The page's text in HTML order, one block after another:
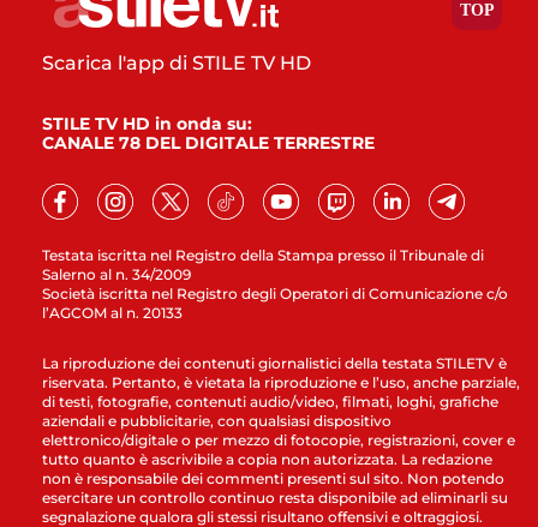
Testata iscritta nel Registro della Stampa presso il Tribunale di
Salerno al n. 34/2009
Società iscritta nel Registro degli Operatori di Comunicazione c/o
l’AGCOM al n. 20133
Scarica l'app di STILE TV HD
STILE TV HD in onda su:
CANALE 78 DEL DIGITALE TERRESTRE
La riproduzione dei contenuti giornalistici della testata STILETV è
riservata. Pertanto, è vietata la riproduzione e l’uso, anche parziale,
di testi, fotografie, contenuti audio/video, filmati, loghi, grafiche
aziendali e pubblicitarie, con qualsiasi dispositivo
elettronico/digitale o per mezzo di fotocopie, registrazioni, cover e
tutto quanto è ascrivibile a copia non autorizzata. La redazione
non è responsabile dei commenti presenti sul sito. Non potendo
esercitare un controllo continuo resta disponibile ad eliminarli su
segnalazione qualora gli stessi risultano offensivi e oltraggiosi.